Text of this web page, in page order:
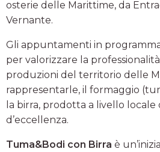
osterie delle Marittime, da
Vernante.
Gli appuntamenti in
per valorizzare la
produzioni del territorio delle
rappresentarle, il formaggio
la birra, prodotta a livello locale
d’eccellenza.
Tuma&Bodi con Birra è